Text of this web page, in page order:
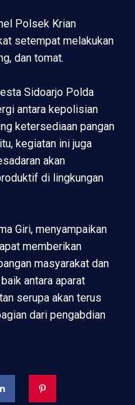
Polsek Krian
setempat melakukan
dan tomat.
Sidoarjo Polda
antara kepolisian
ketersediaan pangan
kegiatan ini juga
akan
di lingkungan
Giri, menyampaikan
memberikan
masyarakat dan
antara aparat
serupa akan terus
dari pengabdian